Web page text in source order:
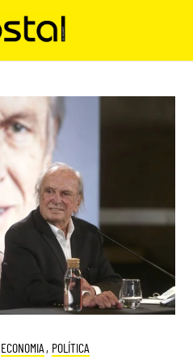
ECONOMIA , POLÍTICA